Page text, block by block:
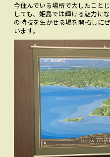
今住んでいる場所で大したこと
しても、姫島では輝ける魅力に
の特技を生かせる場を開拓しに
います。